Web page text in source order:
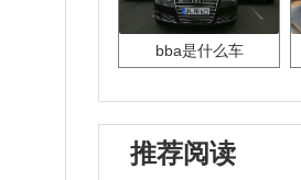
bba是什么车
推荐阅读